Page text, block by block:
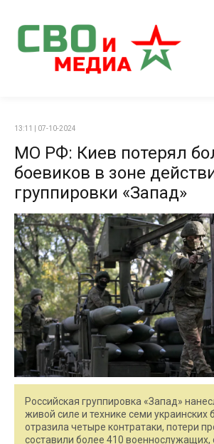
13:11 | 07-10-2024
МО РФ: Киев потерял
боевиков в зоне
группировки «Запад»
Российская группировка «Запад»
живой силе и технике семи украинских
отразила четыре контратаки, потери
составили более 410 военнослужащих,